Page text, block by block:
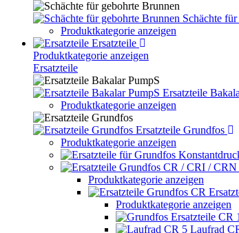
Schächte
Produktkategorie anzeigen
Ersatzteile
Produktkategorie anzeigen
Ersatzteile
Ersatzteile
Produktkategorie anzeigen
Ersatzteile Grundfos
Produktkategorie anzeigen
Produktkategorie anzeigen
Produktkategorie anzeigen
Laufrad